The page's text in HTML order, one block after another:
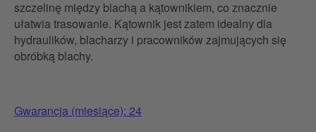
szczelinę między blachą a kątownikiem, co znacznie
ułatwia trasowanie. Kątownik jest zatem idealny dla
hydraulików, blacharzy i pracowników zajmujących się
obróbką blachy.
Gwarancja (miesiące): 24